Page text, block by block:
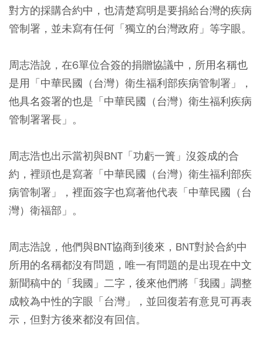
對方的採購合約中，也清楚寫明是要捐給台灣的疾病
管制署，並未寫有任何「獨立的台灣政府」等字眼。
周志浩說，在6單位合簽的捐贈協議中，所用名稱也
是用「中華民國（台灣）衛生福利部疾病管制署」，
他具名簽署的也是「中華民國（台灣）衛生福利疾病
管制署署長」。
周志浩也出示當初與BNT「功虧一簣」沒簽成的合
約，裡頭也是寫著「中華民國（台灣）衛生福利部疾
病管制署」，裡面簽字也寫著他代表「中華民國（台
灣）衛福部」。
周志浩說，他們與BNT協商到後來，BNT對於合約中
所用的名稱都沒有問題，唯一有問題的是出現在中文
新聞稿中的「我國」二字，後來他們將「我國」調整
成較為中性的字眼「台灣」，並回復若有意見可再表
示，但對方後來都沒有回信。